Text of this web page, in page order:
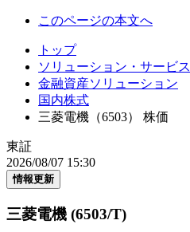
このページの本文へ
トップ
ソリューション・サービス
金融資産ソリューション
国内株式
三菱電機（6503） 株価
東証
2026/08/07 15:30
情報更新
三菱電機 (6503/T)